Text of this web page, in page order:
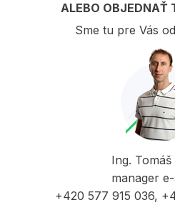
ALEBO OBJEDNAŤ
Sme tu pre Vás
Ing. Tomáš
manager
+420 577 915 036,